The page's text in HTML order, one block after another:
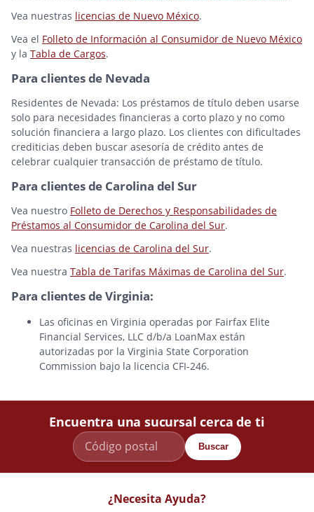
Vea nuestras licencias de Nuevo México.
Vea el Folleto de Información al Consumidor de Nuevo México
y la Tabla de Cargos.
Para clientes de Nevada
Residentes de Nevada: Los préstamos de título deben usarse
solo para necesidades financieras a corto plazo y no como
solución financiera a largo plazo. Los clientes con dificultades
crediticias deben buscar asesoría de crédito antes de
celebrar cualquier transacción de préstamo de título.
Para clientes de Carolina del Sur
Vea nuestro Folleto de Derechos y Responsabilidades de
Préstamos al Consumidor de Carolina del Sur.
Vea nuestras licencias de Carolina del Sur.
Vea nuestra Tabla de Tarifas Máximas de Carolina del Sur.
Para clientes de Virginia:
Las oficinas en Virginia operadas por Fairfax Elite
Financial Services, LLC d/b/a LoanMax están
autorizadas por la Virginia State Corporation
Commission bajo la licencia CFI-246.
Encuentra una sucursal cerca de ti
Buscar
¿Necesita Ayuda?